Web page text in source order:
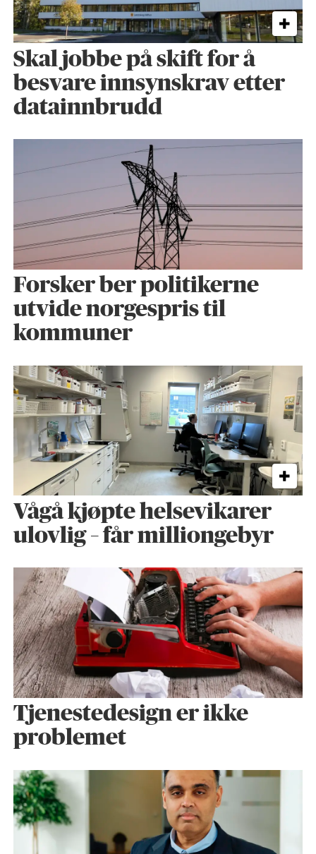
Skal jobbe på skift for å
besvare innsynskrav etter
datainnbrudd
Forsker ber politikerne
utvide norgespris til
kommuner
Vågå kjøpte helse­vikarer
ulovlig – får milliongebyr
Tjenestedesign er ikke
problemet